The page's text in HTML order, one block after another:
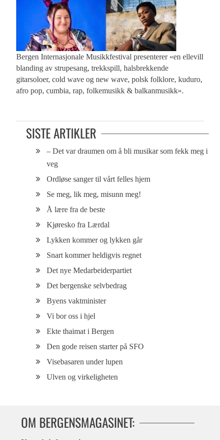
Bergen Internasjonale Musikkfestival presenterer «en ellevill
blanding av strupesang, trekkspill, halsbrekkende
gitarsoloer, cold wave og new wave, polsk folklore, kuduro,
afro pop, cumbia, rap, folkemusikk & balkanmusikk».
SISTE ARTIKLER
– Det var draumen om å bli musikar som fekk meg i
veg
Ordløse sanger til vårt felles hjem
Se meg, lik meg, misunn meg!
Å lære fra de beste
Kjøresko fra Lærdal
Lykken kommer og lykken går
Snart kommer heldigvis regnet
Det nye Medarbeiderpartiet
Det bergenske selvbedrag
Byens vaktminister
Vi bor oss i hjel
Ekte thaimat i Bergen
Den gode reisen starter på SFO
Visebasaren under lupen
Ulven og virkeligheten
OM BERGENSMAGASINET: